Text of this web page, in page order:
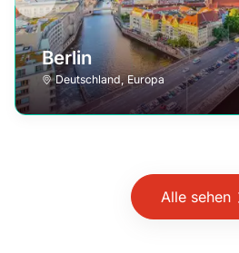
Berlin
Deutschland,Europa
Alle sehen